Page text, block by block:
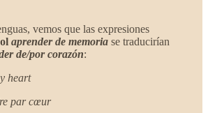
vemos que las expresiones
aprender de memoria se traducirían
de/por corazón:
heart
par cœur